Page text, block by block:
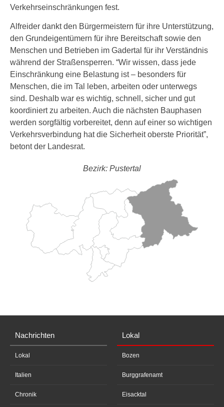
Verkehrseinschränkungen fest.
Alfreider dankt den Bürgermeistern für ihre Unterstützung,
den Grundeigentümern für ihre Bereitschaft sowie den
Menschen und Betrieben im Gadertal für ihr Verständnis
während der Straßensperren. “Wir wissen, dass jede
Einschränkung eine Belastung ist – besonders für
Menschen, die im Tal leben, arbeiten oder unterwegs
sind. Deshalb war es wichtig, schnell, sicher und gut
koordiniert zu arbeiten. Auch die nächsten Bauphasen
werden sorgfältig vorbereitet, denn auf einer so wichtigen
Verkehrsverbindung hat die Sicherheit oberste Priorität”,
betont der Landesrat.
Bezirk: Pustertal
Nachrichten
Lokal
Italien
Chronik
Lokal
Bozen
Burggrafenamt
Eisacktal